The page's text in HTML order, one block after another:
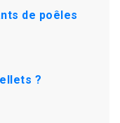
de poêles
?